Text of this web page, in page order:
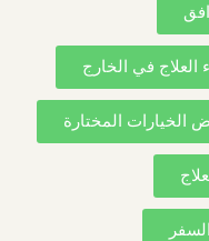
في الخارج
المختارة